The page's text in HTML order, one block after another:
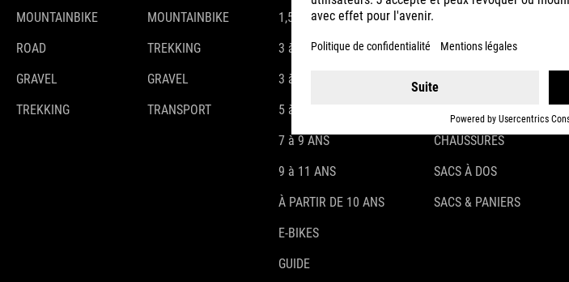
MOUNTAINBIKE
ROAD
GRAVEL
TREKKING
MOUNTAINBIKE
TREKKING
GRAVEL
TRANSPORT
1,5-3 ANS
3 à 4 ANS
3 à 5 ANS
5 à 7 ANS
7 à 9 ANS
9 à 11 ANS
À PARTIR DE 10 ANS
E-BIKES
GUIDE
VÊTEMENTS
CHAUSSURES
SACS À DOS
SACS & PANIERS